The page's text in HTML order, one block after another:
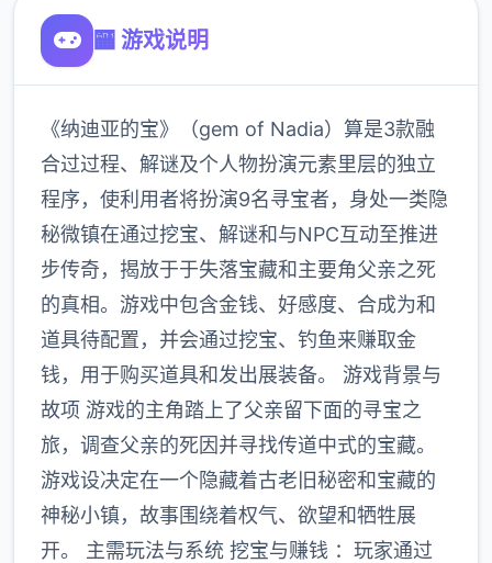
🏧 游戏说明
《纳迪亚的宝》（gem of Nadia）算是3款融
合过过程、解谜及个人物扮演元素里层的独立
程序，使利用者将扮演9名寻宝者，身处一类隐
秘微镇在通过挖宝、解谜和与NPC互动至推进
步传奇，揭放于于失落宝藏和主要角父亲之死
的真相。游戏中包含金钱、好感度、合成为和
道具待配置，并会通过挖宝、钓鱼来赚取金
钱，用于购买道具和发出展装备。 游戏背景与
故项 游戏的主角踏上了父亲留下面的寻宝之
旅，调查父亲的死因并寻找传道中式的宝藏。
游戏设决定在一个隐藏着古老旧秘密和宝藏的
神秘小镇，故事围绕着权气、欲望和牺牲展
开。 主需玩法与系统 挖宝与赚钱 ：玩家通过